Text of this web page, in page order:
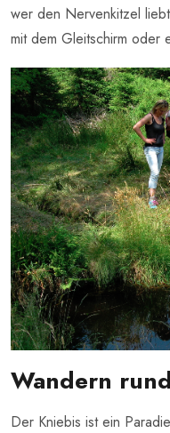
wer den Nervenkitzel
mit dem Gleitschirm oder
Wandern
Der Kniebis ist ein